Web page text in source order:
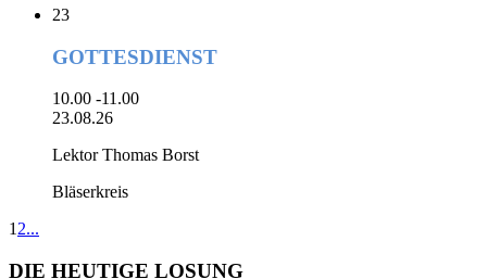
23
GOTTESDIENST
10.00 -11.00
23.08.26
Lektor Thomas Borst
Bläserkreis
12...
DIE HEUTIGE LOSUNG